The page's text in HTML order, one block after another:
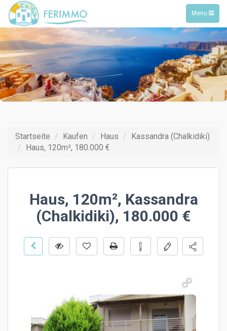
Toggle
navigation
Menu
Startseite Kaufen Haus
Kassandra (Chalkidiki)
Haus, 120m², 180.000 €
Haus, 120m², Kassandra
(Chalkidiki), 180.000 €